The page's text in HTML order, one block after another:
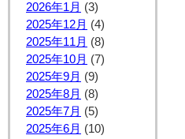
2026年1月 (3)
2025年12月 (4)
2025年11月 (8)
2025年10月 (7)
2025年9月 (9)
2025年8月 (8)
2025年7月 (5)
2025年6月 (10)